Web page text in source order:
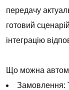
передачу
готовий
інтеграцію
Що можна
Замовлення: